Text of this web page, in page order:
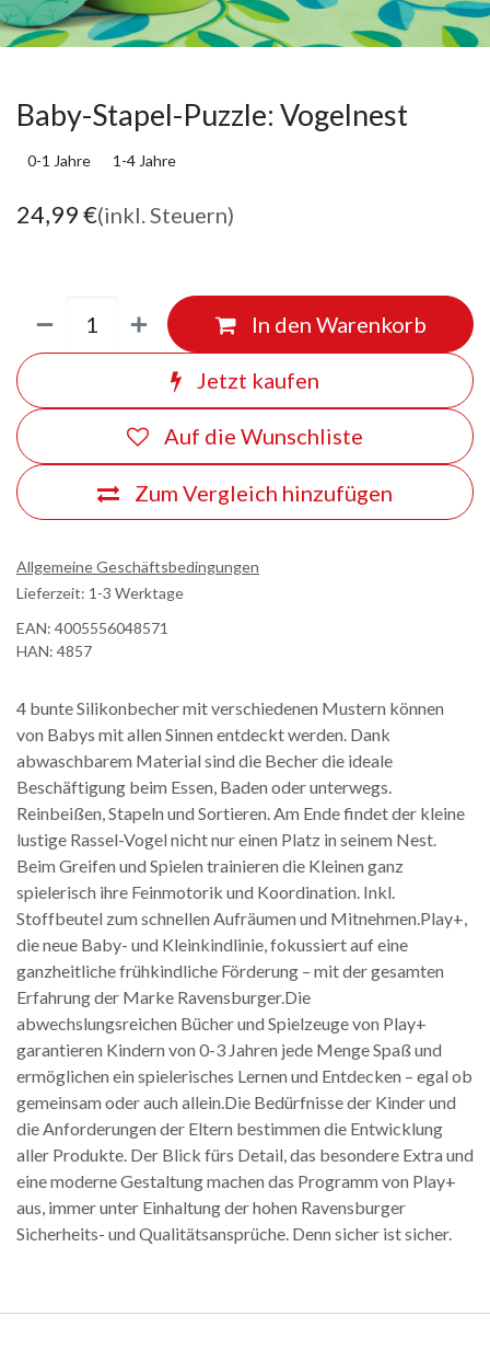
Baby-Stapel-Puzzle: Vogelnest
0-1 Jahre 1-4 Jahre
24,99€(inkl. Steuern)
In den Warenkorb
Jetzt kaufen
Zum Vergleich hinzufügen
Auf die Wunschliste
Allgemeine Geschäftsbedingungen
Lieferzeit: 1-3 Werktage
EAN: 4005556048571
HAN: 4857
4 bunte Silikonbecher mit verschiedenen Mustern können
von Babys mit allen Sinnen entdeckt werden. Dank
abwaschbarem Material sind die Becher die ideale
Beschäftigung beim Essen, Baden oder unterwegs.
Reinbeißen, Stapeln und Sortieren. Am Ende findet der kleine
lustige Rassel-Vogel nicht nur einen Platz in seinem Nest.
Beim Greifen und Spielen trainieren die Kleinen ganz
spielerisch ihre Feinmotorik und Koordination. Inkl.
Stoffbeutel zum schnellen Aufräumen und Mitnehmen.Play+,
die neue Baby- und Kleinkindlinie, fokussiert auf eine
ganzheitliche frühkindliche Förderung – mit der gesamten
Erfahrung der Marke Ravensburger.Die
abwechslungsreichen Bücher und Spielzeuge von Play+
garantieren Kindern von 0-3 Jahren jede Menge Spaß und
ermöglichen ein spielerisches Lernen und Entdecken – egal ob
gemeinsam oder auch allein.Die Bedürfnisse der Kinder und
die Anforderungen der Eltern bestimmen die Entwicklung
aller Produkte. Der Blick fürs Detail, das besondere Extra und
eine moderne Gestaltung machen das Programm von Play+
aus, immer unter Einhaltung der hohen Ravensburger
Sicherheits- und Qualitätsansprüche. Denn sicher ist sicher.